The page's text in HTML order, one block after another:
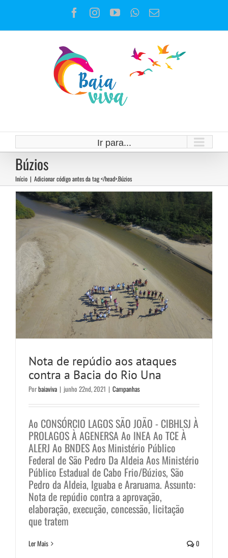
o
Facebook
Instagram
YouTubeWhatsApp
E-
Ir para...
Búzios
Início | Adicionar código antes da tag </head>.Búzios
contra a Bacia do Rio Una
Campanhas
Nota de repúdio aos ataques
contra a Bacia do Rio Una
Porbaiaviva | junho 22nd, 2021 | Campanhas
Ao CONSÓRCIO LAGOS SÃO JOÃO - CIBHLSJ À
PROLAGOS À AGENERSA Ao INEA Ao TCE À
ALERJ Ao BNDES Aos Ministério Público
Federal de São Pedro Da Aldeia Aos Ministério
Público Estadual de Cabo Frio/Búzios, São
Pedro da Aldeia, Iguaba e Araruama. Assunto:
Nota de repúdio contra a aprovação,
elaboração, execução, concessão, licitação
que tratem
Ler Mais 0